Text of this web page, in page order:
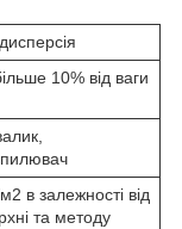
10% від ваги
в залежності від
та методу